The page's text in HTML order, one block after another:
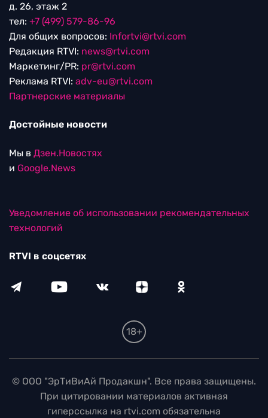
д. 26, этаж 2
тел: +7 (499) 579-86-96
Для общих вопросов: Infortvi@rtvi.com
Редакция RTVI: news@rtvi.com
Маркетинг/PR: pr@rtvi.com
Реклама RTVI: adv-eu@rtvi.com
Партнерские материалы
Достойные новости
Мы в Дзен.Новостях
и Google.News
Уведомление об использовании рекомендательных
технологий
RTVI в соцсетях
18+
© ООО "ЭрТиВиАй Продакшн". Все права защищены.
При цитировании материалов активная
гиперссылка на rtvi.com обязательна